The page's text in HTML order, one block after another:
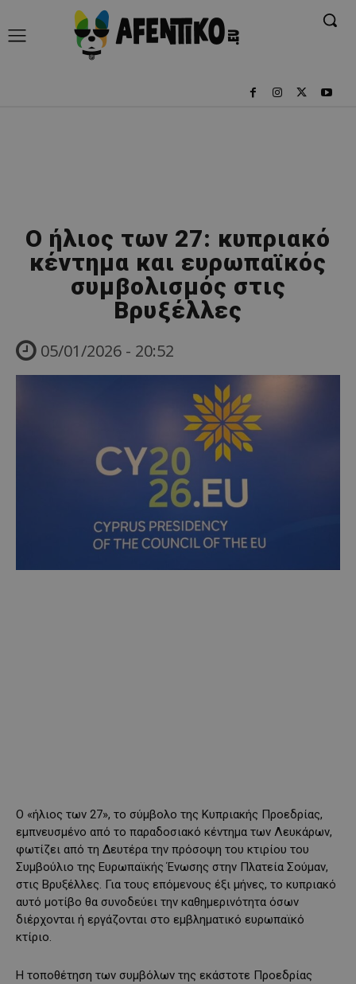
Ο ήλιος των 27: κυπριακό
κέντημα και ευρωπαϊκός
συμβολισμός στις
Βρυξέλλες
05/01/2026 - 20:52
Ο «ήλιος των 27», το σύμβολο της Κυπριακής Προεδρίας,
εμπνευσμένο από το παραδοσιακό κέντημα των Λευκάρων,
φωτίζει από τη Δευτέρα την πρόσοψη του κτιρίου του
Συμβούλιο της Ευρωπαϊκής Ένωσης στην Πλατεία Σούμαν,
στις Βρυξέλλες. Για τους επόμενους έξι μήνες, το κυπριακό
αυτό μοτίβο θα συνοδεύει την καθημερινότητα όσων
διέρχονται ή εργάζονται στο εμβληματικό ευρωπαϊκό
κτίριο.
Η τοποθέτηση των συμβόλων της εκάστοτε Προεδρίας